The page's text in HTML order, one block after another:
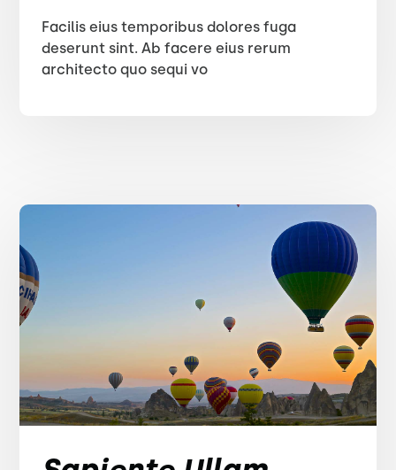
Facilis eius temporibus dolores fuga
deserunt sint. Ab facere eius rerum
architecto quo sequi vo